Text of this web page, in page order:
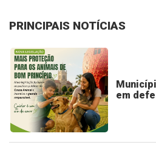
PRINCIPAIS NOTÍCIAS
em